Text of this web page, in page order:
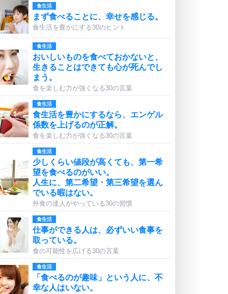
食生活
まず食べることに、幸せを感じる。
食生活を豊かにする30のヒント
食生活
おいしいものを食べておかないと、
生きることはできても心が死んでし
まう。
食を楽しむ力が強くなる30の言葉
食生活
食生活を豊かにするなら、エンゲル
係数を上げるのが正解。
食を楽しむ力が強くなる30の言葉
食生活
少しくらい値段が高くても、第一希
望を食べるのがいい。
人生に、第二希望・第三希望を選ん
でいる暇はない。
外食の達人がやっている30の習慣
食生活
仕事ができる人は、必ずいい食事を
取っている。
食の可能性を広げる30の言葉
食生活
「食べるのが趣味」という人に、不
幸な人はいない。